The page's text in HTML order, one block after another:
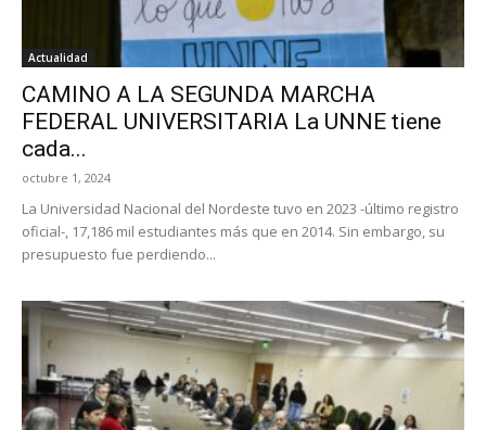
Actualidad
CAMINO A LA SEGUNDA MARCHA
FEDERAL UNIVERSITARIA La UNNE tiene
cada...
octubre 1, 2024
La Universidad Nacional del Nordeste tuvo en 2023 -último registro
oficial-, 17,186 mil estudiantes más que en 2014. Sin embargo, su
presupuesto fue perdiendo...